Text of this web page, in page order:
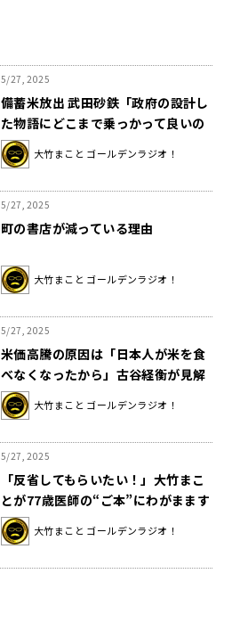
5/27, 2025
備蓄米放出 武田砂鉄「政府の設計し
た物語にどこまで乗っかって良いの
か」
大竹まこと ゴールデンラジオ！
5/27, 2025
町の書店が減っている理由
大竹まこと ゴールデンラジオ！
5/27, 2025
米価高騰の原因は「日本人が米を食
べなくなったから」古谷経衡が見解
を語る
大竹まこと ゴールデンラジオ！
5/27, 2025
「反省してもらいたい！」大竹まこ
とが77歳医師の“ご本”にわがまます
ぎるクレーム
大竹まこと ゴールデンラジオ！